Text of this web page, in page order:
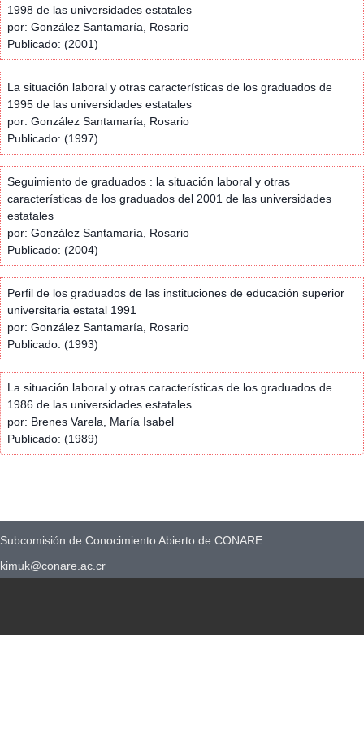
1998 de las universidades estatales
por: González Santamaría, Rosario
Publicado: (2001)
La situación laboral y otras características de los graduados de
1995 de las universidades estatales
por: González Santamaría, Rosario
Publicado: (1997)
Seguimiento de graduados : la situación laboral y otras
características de los graduados del 2001 de las universidades
estatales
por: González Santamaría, Rosario
Publicado: (2004)
Perfil de los graduados de las instituciones de educación superior
universitaria estatal 1991
por: González Santamaría, Rosario
Publicado: (1993)
La situación laboral y otras características de los graduados de
1986 de las universidades estatales
por: Brenes Varela, María Isabel
Publicado: (1989)
Subcomisión de Conocimiento Abierto de CONARE
kimuk@conare.ac.cr